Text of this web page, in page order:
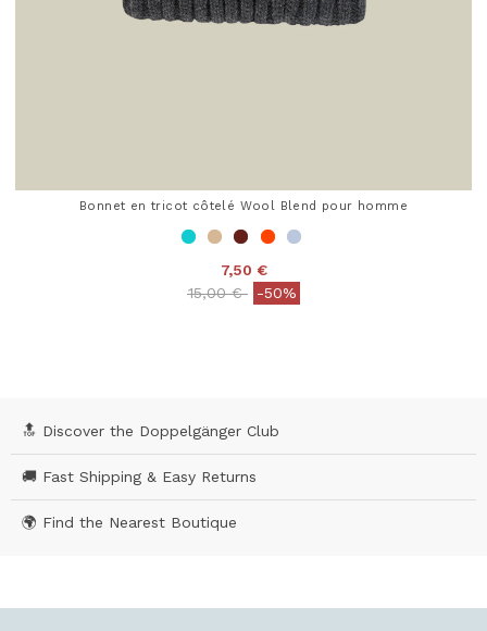
Bonnet en tricot côtelé Wool Blend pour homme
7,50 €
Price reduced from
15,00 €to-50%
🔝 Discover the Doppelgänger Club
🚚 Fast Shipping & Easy Returns
🌍 Find the Nearest Boutique